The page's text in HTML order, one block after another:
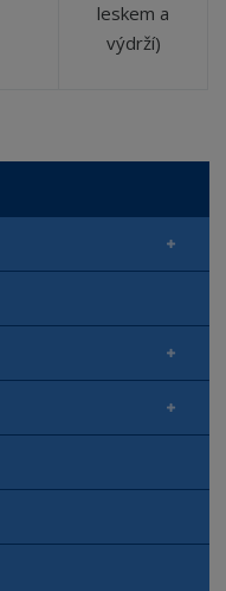
leskem a
výdrží)